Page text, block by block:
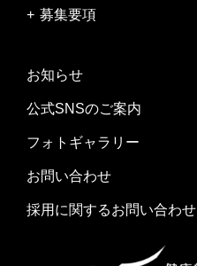
募集要項
お知らせ
公式SNSのご案内
フォトギャラリー
お問い合わせ
採用に関するお問い合わせ